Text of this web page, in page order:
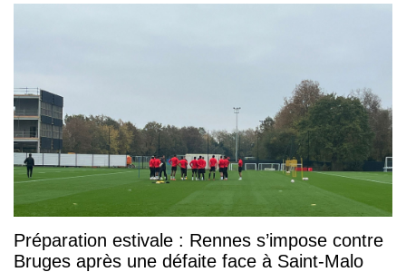
Préparation estivale : Rennes s’impose contre
Bruges après une défaite face à Saint-Malo